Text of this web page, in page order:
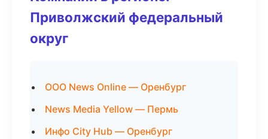
Приволжский федеральный
округ
ООО News Online — Оренбург
News Media Yellow — Пермь
Инфо City Hub — Оренбург